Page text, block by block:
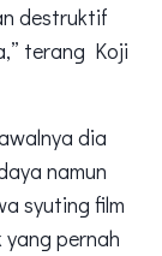
destruktif
terang Koji
dia
namun
syuting film
pernah